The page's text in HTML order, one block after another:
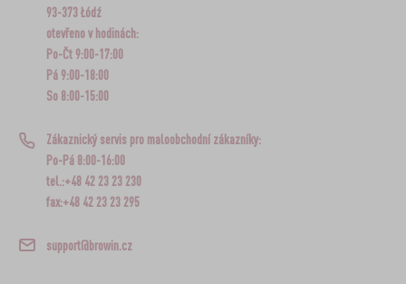
93-373 Łódź
otevřeno v hodinách:
Po-Čt 9:00-17:00
Pá 9:00-18:00
So 8:00-15:00
Zákaznický servis pro maloobchodní zákazníky:
Po-Pá 8:00-16:00
tel.:+48 42 23 23 230
fax:+48 42 23 23 295
support@browin.cz